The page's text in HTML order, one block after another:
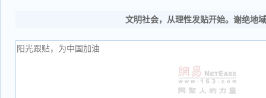
文明社会，从理性发贴开始。谢绝地